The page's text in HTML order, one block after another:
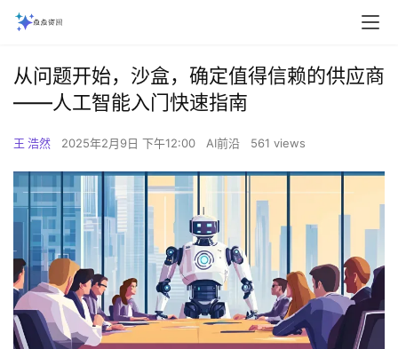
从问题开始，沙盒，确定值得信赖的供应商
——人工智能入门快速指南
王 浩然 2025年2月9日 下午12:00 AI前沿 561 views